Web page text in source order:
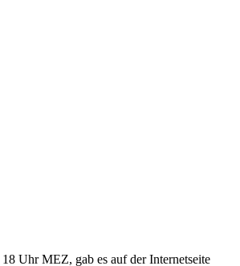
Uhr MEZ, gab es auf der Internetseite